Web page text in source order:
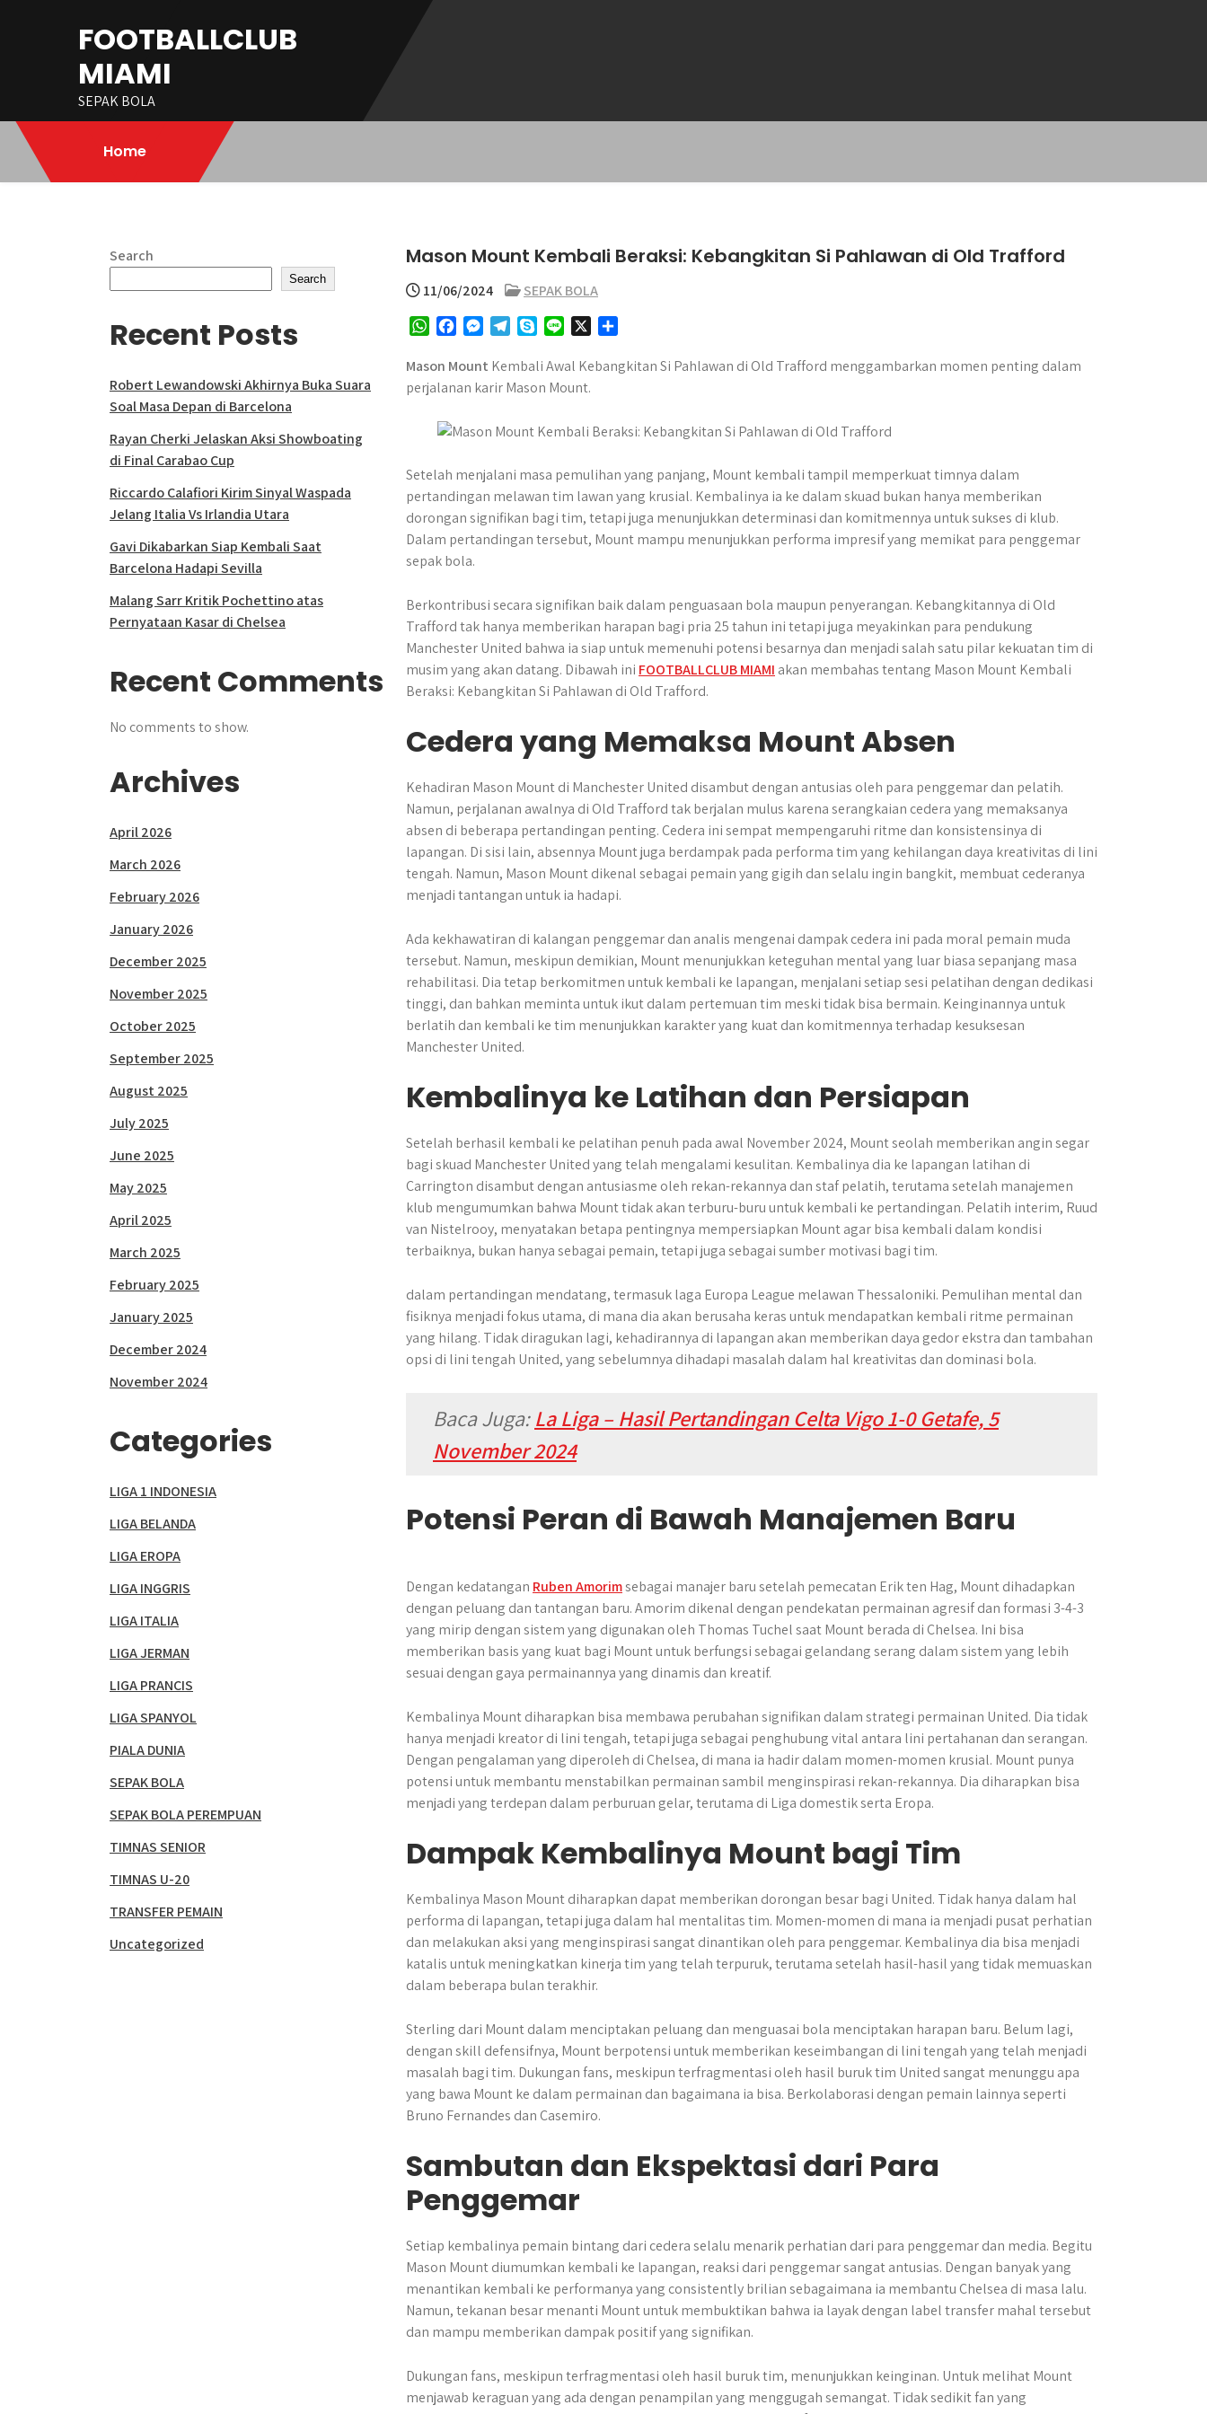
FOOTBALLCLUB
MIAMI
SEPAK BOLA
Home
Mason Mount Kembali Beraksi: Kebangkitan Si Pahlawan di Old Trafford
11/06/2024
SEPAK BOLA
W
a
t
c
e
o
s
s
r
l
e
y
p
n
e
a
Mason Mount Kembali Awal Kebangkitan Si Pahlawan di Old Trafford menggambarkan momen penting dalam
perjalanan karir Mason Mount.
Setelah menjalani masa pemulihan yang panjang, Mount kembali tampil memperkuat timnya dalam
pertandingan melawan tim lawan yang krusial. ​Kembalinya ia ke dalam skuad bukan hanya memberikan
dorongan signifikan bagi tim, tetapi juga menunjukkan determinasi dan komitmennya untuk sukses di klub.​
Dalam pertandingan tersebut, Mount mampu menunjukkan performa impresif yang memikat para penggemar
sepak bola.
Berkontribusi secara signifikan baik dalam penguasaan bola maupun penyerangan. Kebangkitannya di Old
Trafford tak hanya memberikan harapan bagi pria 25 tahun ini tetapi juga meyakinkan para pendukung
Manchester United bahwa ia siap untuk memenuhi potensi besarnya dan menjadi salah satu pilar kekuatan tim di
musim yang akan datang. Dibawah ini FOOTBALLCLUB MIAMI akan membahas tentang Mason Mount Kembali
Beraksi: Kebangkitan Si Pahlawan di Old Trafford.
Cedera yang Memaksa Mount Absen
Kehadiran Mason Mount di Manchester United disambut dengan antusias oleh para penggemar dan pelatih.
Namun, perjalanan awalnya di Old Trafford tak berjalan mulus karena serangkaian cedera yang memaksanya
absen di beberapa pertandingan penting. Cedera ini sempat mempengaruhi ritme dan konsistensinya di
lapangan. Di sisi lain, absennya Mount juga berdampak pada performa tim yang kehilangan daya kreativitas di lini
tengah. Namun, Mason Mount dikenal sebagai pemain yang gigih dan selalu ingin bangkit, membuat cederanya
menjadi tantangan untuk ia hadapi.
Ada kekhawatiran di kalangan penggemar dan analis mengenai dampak cedera ini pada moral pemain muda
tersebut. Namun, meskipun demikian, Mount menunjukkan keteguhan mental yang luar biasa sepanjang masa
rehabilitasi. Dia tetap berkomitmen untuk kembali ke lapangan, menjalani setiap sesi pelatihan dengan dedikasi
tinggi, dan bahkan meminta untuk ikut dalam pertemuan tim meski tidak bisa bermain. Keinginannya untuk
berlatih dan kembali ke tim menunjukkan karakter yang kuat dan komitmennya terhadap kesuksesan
Manchester United.
Kembalinya ke Latihan dan Persiapan
Setelah berhasil kembali ke pelatihan penuh pada awal November 2024, Mount seolah memberikan angin segar
bagi skuad Manchester United yang telah mengalami kesulitan. Kembalinya dia ke lapangan latihan di
Carrington disambut dengan antusiasme oleh rekan-rekannya dan staf pelatih, terutama setelah manajemen
klub mengumumkan bahwa Mount tidak akan terburu-buru untuk kembali ke pertandingan. Pelatih interim, Ruud
van Nistelrooy, menyatakan betapa pentingnya mempersiapkan Mount agar bisa kembali dalam kondisi
terbaiknya, bukan hanya sebagai pemain, tetapi juga sebagai sumber motivasi bagi tim.
dalam pertandingan mendatang, termasuk laga Europa League melawan Thessaloniki. Pemulihan mental dan
fisiknya menjadi fokus utama, di mana dia akan berusaha keras untuk mendapatkan kembali ritme permainan
yang hilang. Tidak diragukan lagi, kehadirannya di lapangan akan memberikan daya gedor ekstra dan tambahan
opsi di lini tengah United, yang sebelumnya dihadapi masalah dalam hal kreativitas dan dominasi bola.
Baca Juga:La Liga – Hasil Pertandingan Celta Vigo 1-0 Getafe, 5
November 2024
Potensi Peran di Bawah Manajemen Baru
Dengan kedatangan Ruben Amorimsebagai manajer baru setelah pemecatan Erik ten Hag, Mount dihadapkan
dengan peluang dan tantangan baru. Amorim dikenal dengan pendekatan permainan agresif dan formasi 3-4-3
yang mirip dengan sistem yang digunakan oleh Thomas Tuchel saat Mount berada di Chelsea. Ini bisa
memberikan basis yang kuat bagi Mount untuk berfungsi sebagai gelandang serang dalam sistem yang lebih
sesuai dengan gaya permainannya yang dinamis dan kreatif.
Kembalinya Mount diharapkan bisa membawa perubahan signifikan dalam strategi permainan United. Dia tidak
hanya menjadi kreator di lini tengah, tetapi juga sebagai penghubung vital antara lini pertahanan dan serangan.
Dengan pengalaman yang diperoleh di Chelsea, di mana ia hadir dalam momen-momen krusial. Mount punya
potensi untuk membantu menstabilkan permainan sambil menginspirasi rekan-rekannya. Dia diharapkan bisa
menjadi yang terdepan dalam perburuan gelar, terutama di Liga domestik serta Eropa.
Dampak Kembalinya Mount bagi Tim
Kembalinya Mason Mount diharapkan dapat memberikan dorongan besar bagi United. Tidak hanya dalam hal
performa di lapangan, tetapi juga dalam hal mentalitas tim. Momen-momen di mana ia menjadi pusat perhatian
dan melakukan aksi yang menginspirasi sangat dinantikan oleh para penggemar. Kembalinya dia bisa menjadi
katalis untuk meningkatkan kinerja tim yang telah terpuruk, terutama setelah hasil-hasil yang tidak memuaskan
dalam beberapa bulan terakhir.
Sterling dari Mount dalam menciptakan peluang dan menguasai bola menciptakan harapan baru. Belum lagi,
dengan skill defensifnya, Mount berpotensi untuk memberikan keseimbangan di lini tengah yang telah menjadi
masalah bagi tim. Dukungan fans, meskipun terfragmentasi oleh hasil buruk tim United sangat menunggu apa
yang bawa Mount ke dalam permainan dan bagaimana ia bisa. Berkolaborasi dengan pemain lainnya seperti
Bruno Fernandes dan Casemiro.
Sambutan dan Ekspektasi dari Para
Penggemar
Setiap kembalinya pemain bintang dari cedera selalu menarik perhatian dari para penggemar dan media. Begitu
Mason Mount diumumkan kembali ke lapangan, reaksi dari penggemar sangat antusias. Dengan banyak yang
menantikan kembali ke performanya yang consistently brilian sebagaimana ia membantu Chelsea di masa lalu.
Namun, tekanan besar menanti Mount untuk membuktikan bahwa ia layak dengan label transfer mahal tersebut
dan mampu memberikan dampak positif yang signifikan.
Dukungan fans, meskipun terfragmentasi oleh hasil buruk tim, menunjukkan keinginan. Untuk melihat Mount
menjawab keraguan yang ada dengan penampilan yang menggugah semangat. Tidak sedikit fan yang
Search
Search
Recent Posts
Robert Lewandowski Akhirnya Buka Suara
Soal Masa Depan di Barcelona
Rayan Cherki Jelaskan Aksi Showboating
di Final Carabao Cup
Riccardo Calafiori Kirim Sinyal Waspada
Jelang Italia Vs Irlandia Utara
Gavi Dikabarkan Siap Kembali Saat
Barcelona Hadapi Sevilla
Malang Sarr Kritik Pochettino atas
Pernyataan Kasar di Chelsea
Recent Comments
No comments to show.
Archives
April 2026
March 2026
February 2026
January 2026
December 2025
November 2025
October 2025
September 2025
August 2025
July 2025
June 2025
May 2025
April 2025
March 2025
February 2025
January 2025
December 2024
November 2024
Categories
LIGA 1 INDONESIA
LIGA BELANDA
LIGA EROPA
LIGA INGGRIS
LIGA ITALIA
LIGA JERMAN
LIGA PRANCIS
LIGA SPANYOL
PIALA DUNIA
SEPAK BOLA
SEPAK BOLA PEREMPUAN
TIMNAS SENIOR
TIMNAS U-20
TRANSFER PEMAIN
Uncategorized